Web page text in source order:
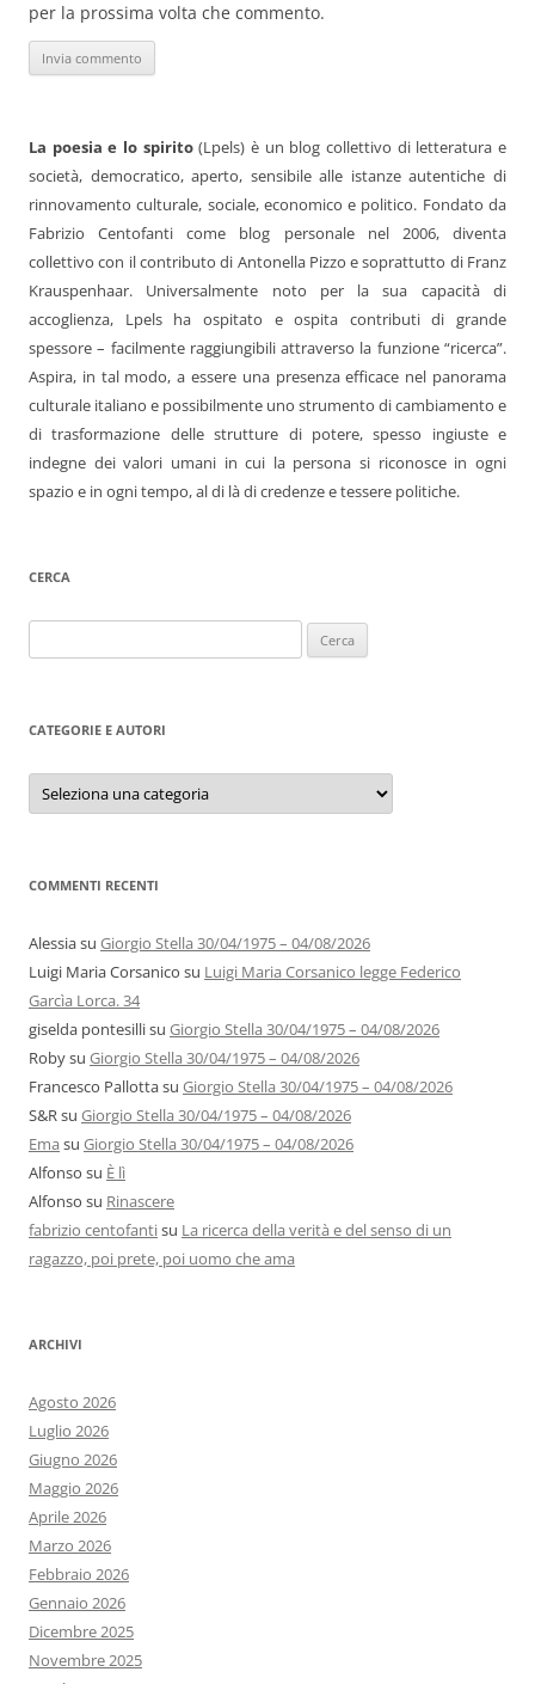
per la prossima volta che commento.
La poesia e lo spirito(Lpels) è un blog collettivo di letteratura e
società, democratico, aperto, sensibile alle istanze autentiche di
rinnovamento culturale, sociale, economico e politico. Fondato da
Fabrizio Centofanti come blog personale nel 2006, diventa
collettivo con il contributo di Antonella Pizzo e soprattutto di Franz
Krauspenhaar. Universalmente noto per la sua capacità di
accoglienza, Lpels ha ospitato e ospita contributi di grande
spessore – facilmente raggiungibili attraverso la funzione “ricerca”.
Aspira, in tal modo, a essere una presenza efficace nel panorama
culturale italiano e possibilmente uno strumento di cambiamento e
di trasformazione delle strutture di potere, spesso ingiuste e
indegne dei valori umani in cui la persona si riconosce in ogni
spazio e in ogni tempo, al di là di credenze e tessere politiche.
CERCA
per:
CATEGORIE E AUTORI
Categorie
autori
COMMENTI RECENTI
Alessiasu Giorgio Stella 30/04/1975 – 04/08/2026
Luigi Maria Corsanico su Luigi Maria Corsanico legge Federico
Garcìa Lorca. 34
giselda pontesillisu Giorgio Stella 30/04/1975 – 04/08/2026
Robysu Giorgio Stella 30/04/1975 – 04/08/2026
Francesco Pallottasu Giorgio Stella 30/04/1975 – 04/08/2026
S&Rsu Giorgio Stella 30/04/1975 – 04/08/2026
Ema su Giorgio Stella 30/04/1975 – 04/08/2026
Alfonso su È lì
Alfonso su Rinascere
fabrizio centofantisu La ricerca della verità e del senso di un
ragazzo, poi prete, poi uomo che ama
ARCHIVI
Agosto 2026
Luglio 2026
Giugno 2026
Maggio 2026
Aprile 2026
Marzo 2026
Febbraio 2026
Gennaio 2026
Dicembre 2025
Novembre 2025